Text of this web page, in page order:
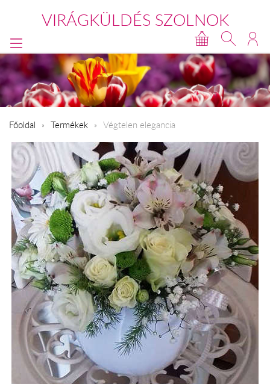
VIRÁGKÜLDÉS SZOLNOK
Főoldal Termékek Végtelen elegancia